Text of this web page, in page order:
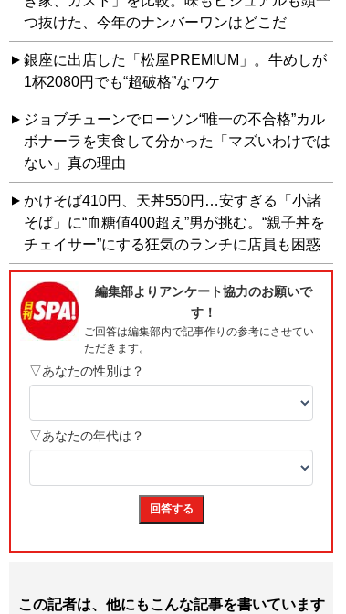
つ抜けた、今年のナンバーワンはどこだ
銀座に出店した「松屋PREMIUM」。牛めしが
1杯2080円でも“超破格”なワケ
ジョブチューンでローソン“唯一の不合格”カル
ボナーラを実食して分かった「マズいわけでは
ない」真の理由
かけそば410円、天丼550円…安すぎる「小諸
そば」に“血糖値400超え”男が挑む。“親子丼を
チェイサー”にする狂気のランチに店員も困惑
この記者は、他にもこんな記事を書いています